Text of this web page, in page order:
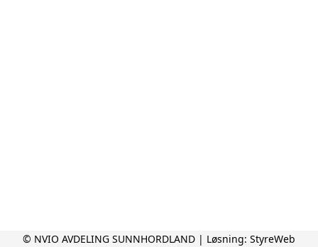
© NVIO AVDELING SUNNHORDLAND | Løsning: StyreWeb